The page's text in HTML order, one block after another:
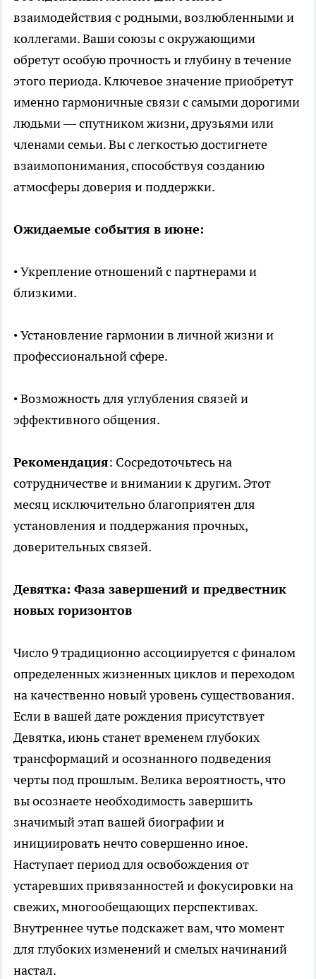
взаимодействия с родными, возлюбленными и
коллегами. Ваши союзы с окружающими
обретут особую прочность и глубину в течение
этого периода. Ключевое значение приобретут
именно гармоничные связи с самыми дорогими
людьми — спутником жизни, друзьями или
членами семьи. Вы с легкостью достигнете
взаимопонимания, способствуя созданию
атмосферы доверия и поддержки.
Ожидаемые события в июне:
• Укрепление отношений с партнерами и
близкими.
• Установление гармонии в личной жизни и
профессиональной сфере.
• Возможность для углубления связей и
эффективного общения.
Рекомендация: Сосредоточьтесь на
сотрудничестве и внимании к другим. Этот
месяц исключительно благоприятен для
установления и поддержания прочных,
доверительных связей.
Девятка: Фаза завершений и предвестник
новых горизонтов
Число 9 традиционно ассоциируется с финалом
определенных жизненных циклов и переходом
на качественно новый уровень существования.
Если в вашей дате рождения присутствует
Девятка, июнь станет временем глубоких
трансформаций и осознанного подведения
черты под прошлым. Велика вероятность, что
вы осознаете необходимость завершить
значимый этап вашей биографии и
инициировать нечто совершенно иное.
Наступает период для освобождения от
устаревших привязанностей и фокусировки на
свежих, многообещающих перспективах.
Внутреннее чутье подскажет вам, что момент
для глубоких изменений и смелых начинаний
настал.